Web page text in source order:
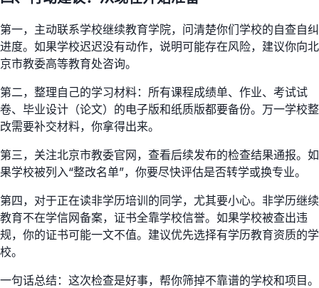
第一，主动联系学校继续教育学院，问清楚你们学校的自查自纠
进度。如果学校迟迟没有动作，说明可能存在风险，建议你向北
京市教委高等教育处咨询。
第二，整理自己的学习材料：所有课程成绩单、作业、考试试
卷、毕业设计（论文）的电子版和纸质版都要备份。万一学校整
改需要补交材料，你拿得出来。
第三，关注北京市教委官网，查看后续发布的检查结果通报。如
果学校被列入“整改名单”，你要尽快评估是否转学或换专业。
第四，对于正在读非学历培训的同学，尤其要小心。非学历继续
教育不在学信网备案，证书全靠学校信誉。如果学校被查出违
规，你的证书可能一文不值。建议优先选择有学历教育资质的学
校。
一句话总结：这次检查是好事，帮你筛掉不靠谱的学校和项目。